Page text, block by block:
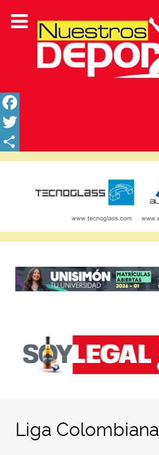
Facebook
Twitter
Share
Liga Colombiana